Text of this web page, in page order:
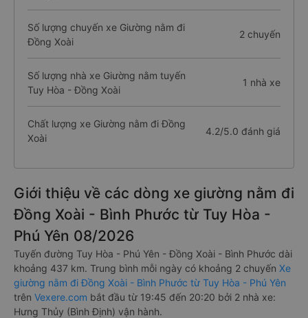
Số lượng chuyến xe Giường nằm đi
Đồng Xoài
2 chuyến
Số lượng nhà xe Giường nằm tuyến
Tuy Hòa - Đồng Xoài
1 nhà xe
Chất lượng xe Giường nằm đi Đồng
Xoài
4.2/5.0 đánh giá
Giới thiệu về các dòng xe giường nằm đi
Đồng Xoài - Bình Phước từ Tuy Hòa -
Phú Yên 08/2026
Tuyến đường Tuy Hòa - Phú Yên - Đồng Xoài - Bình Phước dài
khoảng 437 km. Trung bình mỗi ngày có khoảng 2 chuyến Xe
giường nằm đi Đồng Xoài - Bình Phước từ Tuy Hòa - Phú Yên
trên Vexere.com bắt đầu từ 19:45 đến 20:20 bởi 2 nhà xe:
Hưng Thủy (Bình Định) vận hành.